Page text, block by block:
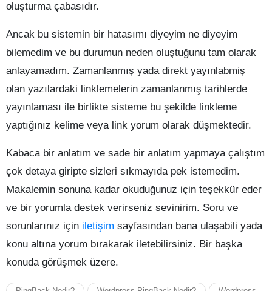
oluşturma çabasıdır.
Ancak bu sistemin bir hatasımı diyeyim ne diyeyim
bilemedim ve bu durumun neden oluştuğunu tam olarak
anlayamadım. Zamanlanmış yada direkt yayınlabmiş
olan yazılardaki linklemelerin zamanlanmış tarihlerde
yayınlaması ile birlikte sisteme bu şekilde linkleme
yaptığınız kelime veya link yorum olarak düşmektedir.
Kabaca bir anlatım ve sade bir anlatım yapmaya çalıştım
çok detaya giripte sizleri sıkmayıda pek istemedim.
Makalemin sonuna kadar okuduğunuz için teşekkür eder
ve bir yorumla destek verirseniz sevinirim. Soru ve
sorunlarınız için iletişim sayfasından bana ulaşabili yada
konu altına yorum bırakarak iletebilirsiniz. Bir başka
konuda görüşmek üzere.